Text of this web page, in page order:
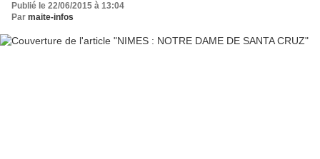
Publié le 22/06/2015 à 13:04
Par maite-infos